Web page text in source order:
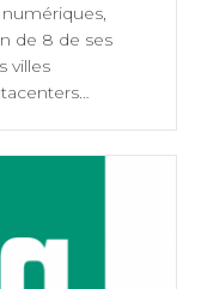
de 8 de ses
villes